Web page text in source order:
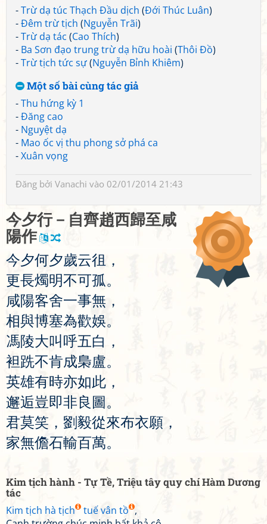
-Trừ dạ túc Thạch Đầu dịch (Đới Thúc Luân)
-Đêm trừ tịch (Nguyễn Trãi)
-Trừ dạ tác (Cao Thích)
- Ba Sơn đạo trung trừ dạ hữu hoài (Thôi Đồ)
-Trừ tịch tức sự(Nguyễn Bỉnh Khiêm)
Một số bài cùng tác giả
-Thu hứng kỳ 1
-Đăng cao
- Nguyệt dạ
- Mao ốc vị thu phong sở phá ca
-Xuân vọng
Đăng bởi Vanachi vào 02/01/2014 21:43
今夕行－ 自齊趙西歸至咸
陽作
今夕何夕歲云徂 ，
更長燭明不可孤。
咸陽客舍一事無 ，
相與博塞為歡娛。
馮陵大叫 呼五白 ，
袒跣不肯成梟盧。
英雄有時亦如此 ，
邂逅豈即非良 圖 。
君莫笑 ， 劉毅從來布衣願 ，
家無儋石輸百萬。
Kim tịch hành - Tự Tề, Triệu tây quy chí Hàm Dương
tác
Kim tịch hà tịch tuế vân tồ ,